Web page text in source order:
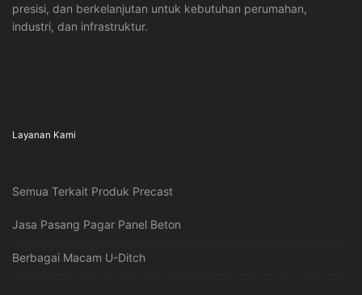
presisi, dan berkelanjutan untuk kebutuhan perumahan,
industri, dan infrastruktur.
Layanan Kami
Semua Terkait Produk Precast
Jasa Pasang Pagar Panel Beton
Berbagai Macam U-Ditch